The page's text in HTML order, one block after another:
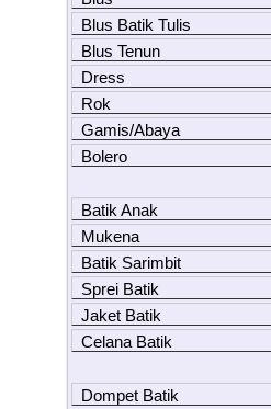
Blus Batik Tulis
Blus Tenun
Dress
Rok
Gamis/Abaya
Bolero
Batik Anak
Mukena
Batik Sarimbit
Sprei Batik
Jaket Batik
Celana Batik
Dompet Batik